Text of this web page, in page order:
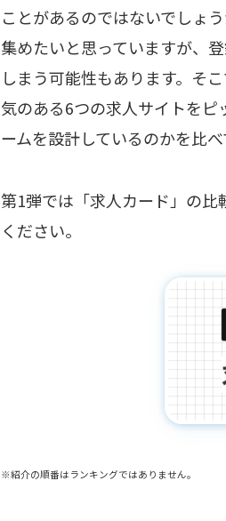
ことがあるのではないでしょ
集めたいと思っていますが、
しまう可能性もあります。そ
気のある6つの求人サイトを
ームを設計しているのかを比べ
第1弾では「求人カード」の
ください。
※紹介の順番はランキングではありません。